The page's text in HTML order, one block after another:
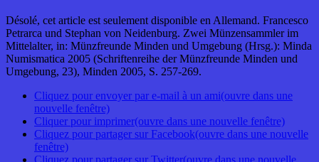
Désolé, cet article est seulement disponible en Allemand. Francesco
Petrarca und Stephan von Neidenburg. Zwei Münzensammler im
Mittelalter, in: Münzfreunde Minden und Umgebung (Hrsg.): Minda
Numismatica 2005 (Schriftenreihe der Münzfreunde Minden und
Umgebung, 23), Minden 2005, S. 257-269.
Cliquez pour envoyer par e-mail à un ami(ouvre dans une
nouvelle fenêtre)
Cliquer pour imprimer(ouvre dans une nouvelle fenêtre)
Cliquez pour partager sur Facebook(ouvre dans une nouvelle
fenêtre)
Cliquez pour partager sur Twitter(ouvre dans une nouvelle